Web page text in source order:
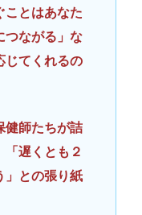
ことはあなた
つながる」な
じてくれるの
健師たちが詰
「遅くとも２
」との張り紙